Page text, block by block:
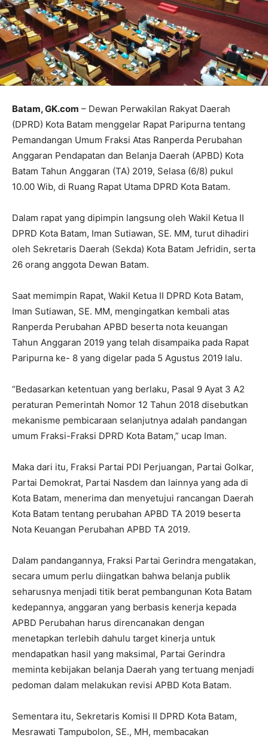
Batam, GK.com – Dewan Perwakilan Rakyat Daerah
(DPRD) Kota Batam menggelar Rapat Paripurna tentang
Pemandangan Umum Fraksi Atas Ranperda Perubahan
Anggaran Pendapatan dan Belanja Daerah (APBD) Kota
Batam Tahun Anggaran (TA) 2019, Selasa (6/8) pukul
10.00 Wib, di Ruang Rapat Utama DPRD Kota Batam.
Dalam rapat yang dipimpin langsung oleh Wakil Ketua II
DPRD Kota Batam, Iman Sutiawan, SE. MM, turut dihadiri
oleh Sekretaris Daerah (Sekda) Kota Batam Jefridin, serta
26 orang anggota Dewan Batam.
Saat memimpin Rapat, Wakil Ketua II DPRD Kota Batam,
Iman Sutiawan, SE. MM, mengingatkan kembali atas
Ranperda Perubahan APBD beserta nota keuangan
Tahun Anggaran 2019 yang telah disampaika pada Rapat
Paripurna ke- 8 yang digelar pada 5 Agustus 2019 lalu.
“Bedasarkan ketentuan yang berlaku, Pasal 9 Ayat 3 A2
peraturan Pemerintah Nomor 12 Tahun 2018 disebutkan
mekanisme pembicaraan selanjutnya adalah pandangan
umum Fraksi-Fraksi DPRD Kota Batam,” ucap Iman.
Maka dari itu, Fraksi Partai PDI Perjuangan, Partai Golkar,
Partai Demokrat, Partai Nasdem dan lainnya yang ada di
Kota Batam, menerima dan menyetujui rancangan Daerah
Kota Batam tentang perubahan APBD TA 2019 beserta
Nota Keuangan Perubahan APBD TA 2019.
Dalam pandangannya, Fraksi Partai Gerindra mengatakan,
secara umum perlu diingatkan bahwa belanja publik
seharusnya menjadi titik berat pembangunan Kota Batam
kedepannya, anggaran yang berbasis kenerja kepada
APBD Perubahan harus direncanakan dengan
menetapkan terlebih dahulu target kinerja untuk
mendapatkan hasil yang maksimal, Partai Gerindra
meminta kebijakan belanja Daerah yang tertuang menjadi
pedoman dalam melakukan revisi APBD Kota Batam.
Sementara itu, Sekretaris Komisi II DPRD Kota Batam,
Mesrawati Tampubolon, SE., MH, membacakan